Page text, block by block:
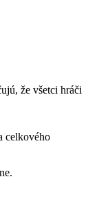
že všetci hráči
celkového